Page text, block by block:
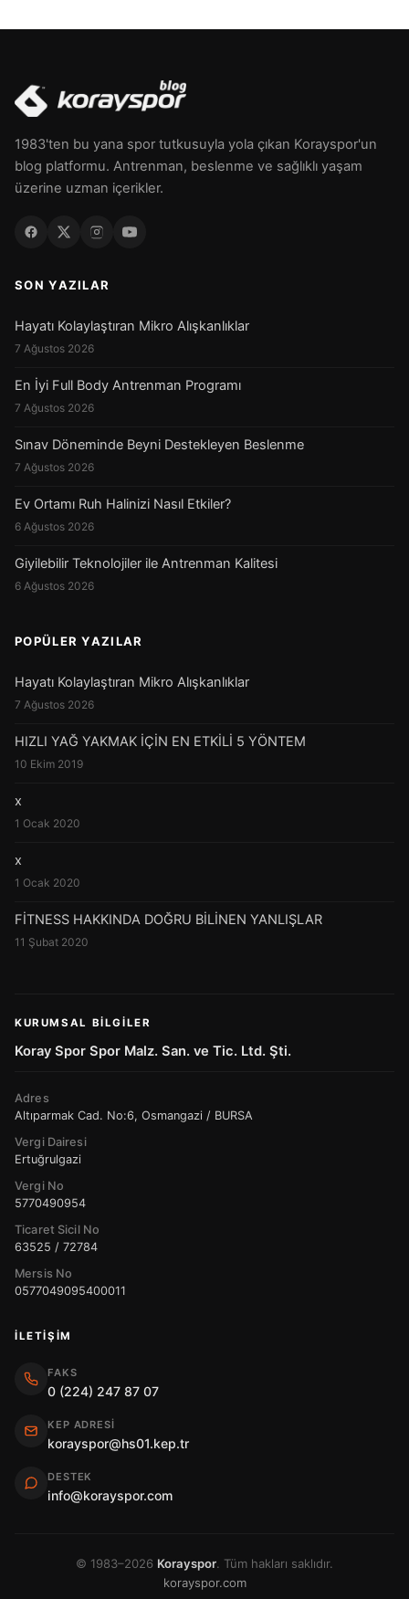
1983'ten bu yana spor tutkusuyla yola çıkan Korayspor'un
blog platformu. Antrenman, beslenme ve sağlıklı yaşam
üzerine uzman içerikler.
SON YAZILAR
Hayatı Kolaylaştıran Mikro Alışkanlıklar
7 Ağustos 2026
En İyi Full Body Antrenman Programı
7 Ağustos 2026
Sınav Döneminde Beyni Destekleyen Beslenme
7 Ağustos 2026
Ev Ortamı Ruh Halinizi Nasıl Etkiler?
6 Ağustos 2026
Giyilebilir Teknolojiler ile Antrenman Kalitesi
6 Ağustos 2026
POPÜLER YAZILAR
Hayatı Kolaylaştıran Mikro Alışkanlıklar
7 Ağustos 2026
HIZLI YAĞ YAKMAK İÇİN EN ETKİLİ 5 YÖNTEM
10 Ekim 2019
x
1 Ocak 2020
x
1 Ocak 2020
FİTNESS HAKKINDA DOĞRU BİLİNEN YANLIŞLAR
11 Şubat 2020
KURUMSAL BILGILER
Koray Spor Spor Malz. San. ve Tic. Ltd. Şti.
Adres
Altıparmak Cad. No:6, Osmangazi / BURSA
Vergi Dairesi
Ertuğrulgazi
Vergi No
5770490954
Ticaret Sicil No
63525 / 72784
Mersis No
0577049095400011
İLETIŞIM
FAKS
0 (224) 247 87 07
KEP ADRESI
korayspor@hs01.kep.tr
DESTEK
info@korayspor.com
© 1983–2026 Korayspor. Tüm hakları saklıdır.
korayspor.com